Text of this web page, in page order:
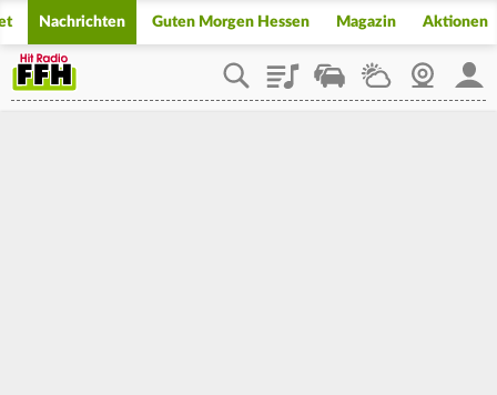
Nachrichten Guten Morgen Hessen Magazin Aktionen
PlaylistStaupilotWetterWebcam